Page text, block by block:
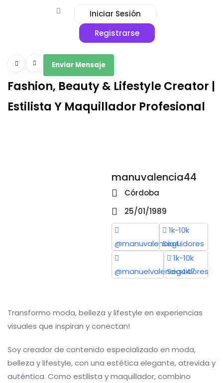
Iniciar Sesión
Registrarse
Enviar Mensaje
Fashion, Beauty & Lifestyle Creator |
Estilista Y Maquillador Profesional
manuvalencia44
Córdoba
25/01/1989
@manuvalencia4
1k-10k
Seguidores
@manuelvalencia447
1k-10k
Seguidores
Transformo moda, belleza y lifestyle en experiencias
visuales que inspiran y conectan!
Soy creador de contenido especializado en moda,
belleza y lifestyle, con una estética elegante, atrevida y
auténtica. Como estilista y maquillador, combino